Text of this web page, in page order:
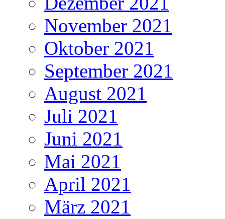
November 2021
Oktober 2021
September 2021
August 2021
Juli 2021
Juni 2021
Mai 2021
April 2021
März 2021